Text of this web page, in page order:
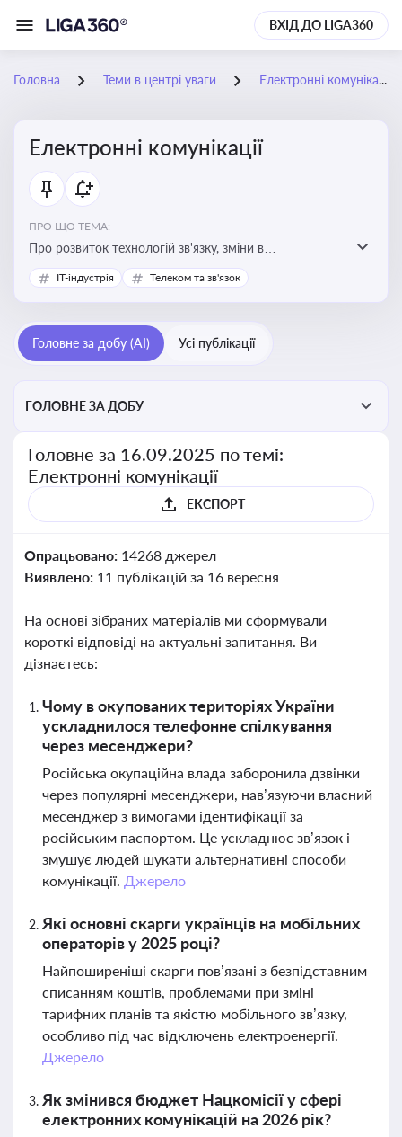
ВХІД ДО LIGA360
Головна Теми в центрі уваги Електронні комунікації
Електронні комунікації
ПРО ЩО ТЕМА:
Про розвиток технологій зв'язку, зміни в
законодавстві, регулювання ринку телекомунікацій,
інновації в сфері мобільних та інтернет-послуг
IT-індустрія Телеком та зв'язок
Головне за добу (AI) Усі публікації
ГОЛОВНЕ ЗА ДОБУ
Головне за 16.09.2025 по темі:
Електронні комунікації
ЕКСПОРТ
Опрацьовано: 14268 джерел
Виявлено: 11 публікацій за 16 вересня
На основі зібраних матеріалів ми сформували
короткі відповіді на актуальні запитання. Ви
дізнаєтесь:
Чому в окупованих територіях України
ускладнилося телефонне спілкування
через месенджери?
Російська окупаційна влада заборонила дзвінки
через популярні месенджери, нав’язуючи власний
месенджер з вимогами ідентифікації за
російським паспортом. Це ускладнює зв’язок і
змушує людей шукати альтернативні способи
комунікації. Джерело
Які основні скарги українців на мобільних
операторів у 2025 році?
Найпоширеніші скарги пов’язані з безпідставним
списанням коштів, проблемами при зміні
тарифних планів та якістю мобільного зв’язку,
особливо під час відключень електроенергії.
Джерело
Як змінився бюджет Нацкомісії у сфері
електронних комунікацій на 2026 рік?